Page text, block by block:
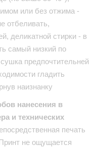
или без отжима -
отбеливать,
деликатной стирки - в
самый низкий по
предпочтительней
гладить
наизнанку
нанесения в
и технических
печать
не ощущается